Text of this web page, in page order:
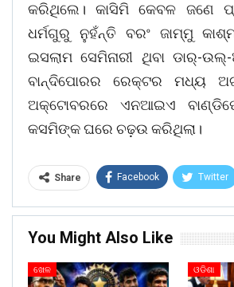
କରିଥିଲେ। କାସିମି କେବଳ ଜଣେ
ଧର୍ମଗୁରୁ ନୁହଁନ୍ତି ବରଂ ଜାମ୍ମୁ
ଇସଲାମ ସେମିନାରୀ ଥିବା ଡାର୍-
ବାନ୍ଦିପୋରର ରେକ୍ଟର ମଧ୍ୟ
ଅକ୍ଟୋବରରେ ଏନଆଇଏ
କସମିଙ୍କ ଘରେ ଚଢ଼ଉ କରିଥିଲା।
Share Facebook Twitter
You Might Also Like
ଖେଳ ଓଡିଶା